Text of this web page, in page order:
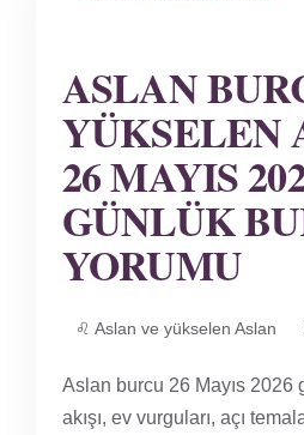
ASLAN
YÜKSELEN
26 MAYIS
GÜNLÜK
YORUMU
♌ Aslan ve yükselen Aslan
Aslan burcu 26 Mayıs 2026
akışı, ev vurguları, açı